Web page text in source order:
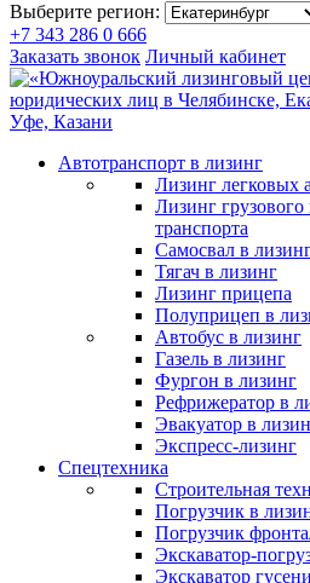
Выберите регион:
+7 343 286 0 666
Заказать звонок Личный кабинет
Автотранспорт в лизинг
Лизинг легковых
Лизинг
транспорта
Самосвал в
Тягач в лизинг
Лизинг прицепа
Полуприцеп в
Автобус в лизинг
Газель в лизинг
Фургон в лизинг
Рефрижератор в
Эвакуатор в
Экспресс-лизинг
Спецтехника
Строительная
Погрузчик в
Погрузчик
Экскаватор-
Экскаватор